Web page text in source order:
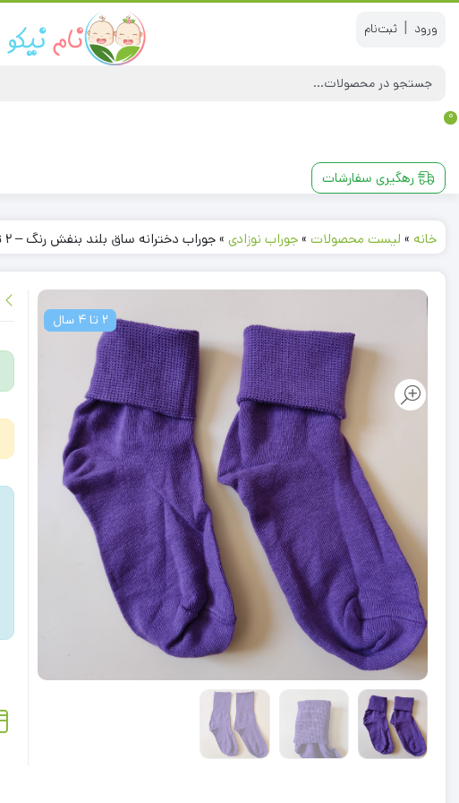
|
0
رهگیری سفارشات
خانه » لیست محصولات »جوراب نوزادی »جوراب دخترانه ساق بلند بنفش رنگ – 2 تا 4 سال
2 تا 4 سال